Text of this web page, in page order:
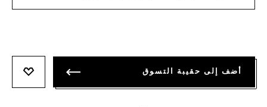
أضف إلى حقيبة التسوق